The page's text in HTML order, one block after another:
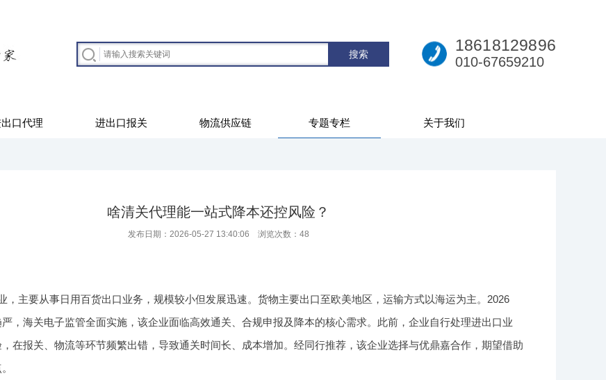
18618129896
010-67659210
口代理 进出口报关 物流供应链 专题专栏 关于我们
啥清关代理能一站式降本还控风险？
发布日期：2026-05-27 13:40:06 浏览次数： 48
，主要从事日用百货出口业务，规模较小但发展迅速。货物主要出口至欧美地区，运输方式以海运为主。2026
，海关电子监管全面实施，该企业面临高效通关、合规申报及降本的核心需求。此前，企业自行处理进出口业
在报关、物流等环节频繁出错，导致通关时间长、成本增加。经同行推荐，该企业选择与优鼎嘉合作，期望借助